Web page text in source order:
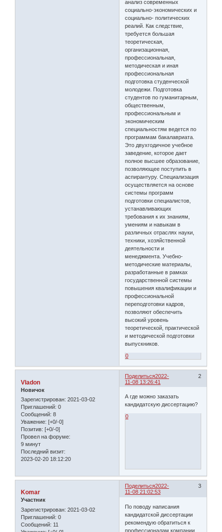
анализ современных
социально-экономических и
социально- политических
реалий. Как следствие,
требуется большая
теоретическая,
организационная,
профессиональная,
методическая и иная
профессиональная
подготовка студенческой
молодежи. Подготовка
студентов по гуманитарным,
общественным,
профессиональным и
экономическим
специальностям ведется по
программам бакалавриата.
Это двухгодичное учебное
заведение, которое дает
полное высшее образование,
позволяющее поступить в
аспирантуру. Специализация
осуществляется на основе
системы программ
подготовки специалистов,
устанавливающих
требования к их знаниям,
умениям и навыкам в
различных отраслях науки,
техники, хозяйственной
деятельности и
менеджмента. Учебно-
методические материалы,
разработанные в рамках
государственной системы
повышения квалификации и
профессиональной
переподготовки кадров,
позволяют обеспечить
высокий уровень
теоретической, практической
и методической подготовки
выпускников.
0
Поделиться 2
2022-
11-08 13:26:41
Vladon
Новичок
Зарегистрирован: 2021-03-02
Приглашений: 0
Сообщений: 8
Уважение: [+0/-0]
Позитив: [+0/-0]
Провел на форуме:
9 минут
Последний визит:
2023-02-20 18:12:20
А где можно заказать
кандидатскую диссертацию?
0
Поделиться 3
2022-
11-08 21:02:53
Komar
Участник
Зарегистрирован: 2021-03-02
Приглашений: 0
Сообщений: 11
По поводу написания
кандидатской диссертации
рекомендую обратиться к
профессионалам компании